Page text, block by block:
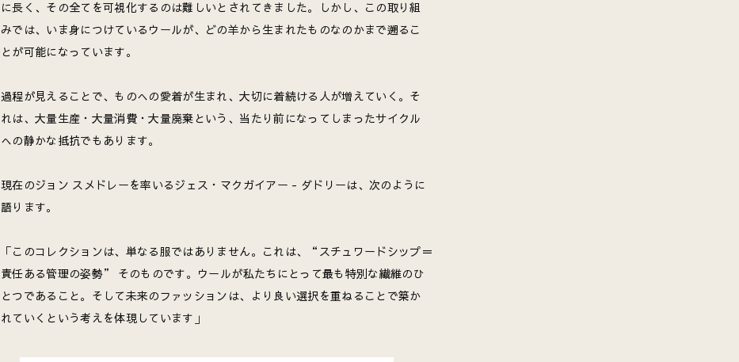
に長く、その全てを可視化するのは難しいとされてきました。しかし、この取り組
みでは、いま身につけているウールが、どの羊から生まれたものなのかまで遡るこ
とが可能になっています。
過程が見えることで、ものへの愛着が生まれ、大切に着続ける人が増えていく。そ
れは、大量生産・大量消費・大量廃棄という、当たり前になってしまったサイクル
への静かな抵抗でもあります。
現在のジョン スメドレーを率いるジェス・マクガイアー - ダドリーは、次のように
語ります。
「このコレクションは、単なる服ではありません。これは、“スチュワードシップ＝
責任ある管理の姿勢” そのものです。ウールが私たちにとって最も特別な繊維のひ
とつであること。そして未来のファッションは、より良い選択を重ねることで築か
れていくという考えを体現しています」